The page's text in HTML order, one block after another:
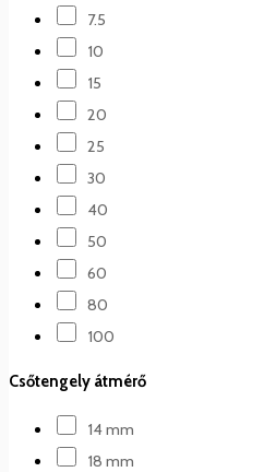
7.5
10
15
20
25
30
40
50
60
80
100
Csőtengely átmérő
14 mm
18 mm